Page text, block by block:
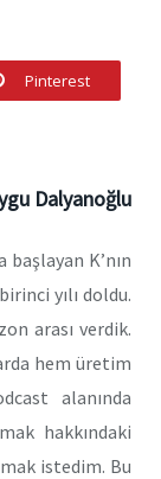
Pinterest
Dalyanoğlu
K’nın
yılı doldu.
arası verdik.
hem üretim
alanında
hakkındaki
istedim. Bu